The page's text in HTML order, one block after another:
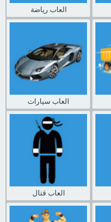
العاب رياضة
العاب سيارات
العاب قتال